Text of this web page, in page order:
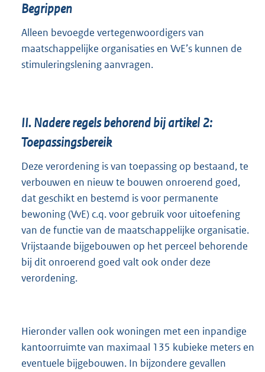
Begrippen
Alleen bevoegde vertegenwoordigers van
maatschappelijke organisaties en VvE’s kunnen de
stimuleringslening aanvragen.
II. Nadere regels behorend bij artikel 2:
Toepassingsbereik
Deze verordening is van toepassing op bestaand, te
verbouwen en nieuw te bouwen onroerend goed,
dat geschikt en bestemd is voor permanente
bewoning (VvE) c.q. voor gebruik voor uitoefening
van de functie van de maatschappelijke organisatie.
Vrijstaande bijgebouwen op het perceel behorende
bij dit onroerend goed valt ook onder deze
verordening.
Hieronder vallen ook woningen met een inpandige
kantoorruimte van maximaal 135 kubieke meters en
eventuele bijgebouwen. In bijzondere gevallen